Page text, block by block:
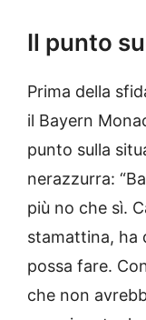
Il punto
Prima della
il Bayern
punto sulla
nerazzurra:
più no che sì.
stamattina, ha
possa fare.
che non